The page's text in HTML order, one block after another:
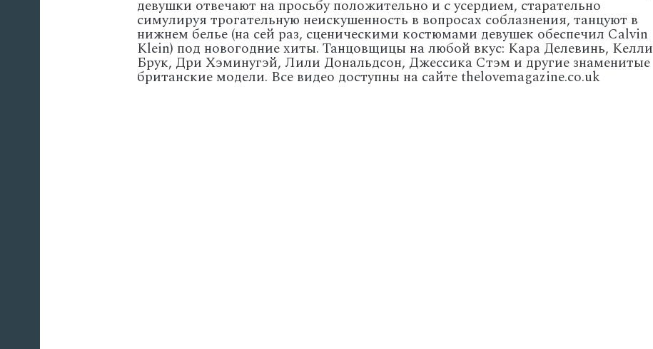
девушки отвечают на просьбу положительно и с усердием, старательно
симулируя трогательную неискушенность в вопросах соблазнения, танцуют в
нижнем белье (на сей раз, сценическими костюмами девушек обеспечил Calvin
Klein) под новогодние хиты. Танцовщицы на любой вкус: Кара Делевинь, Келли
Брук, Дри Хэминугэй, Лили Дональдсон, Джессика Стэм и другие знаменитые
британские модели. Все видео доступны на сайте thelovemagazine.co.uk